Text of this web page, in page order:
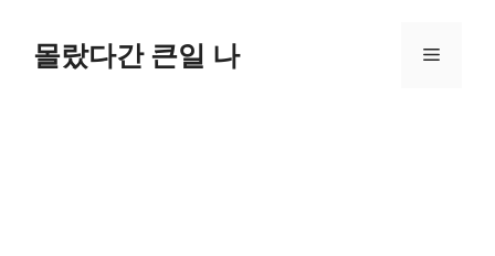
몰랐다간 큰일 나 메